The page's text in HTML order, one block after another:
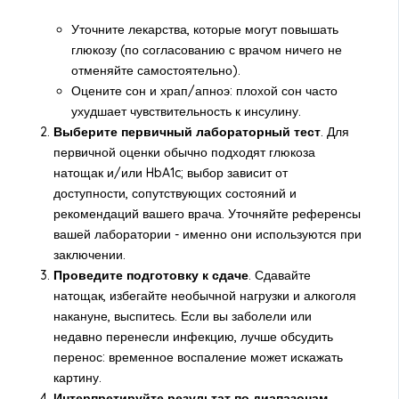
Уточните лекарства, которые могут повышать
глюкозу (по согласованию с врачом ничего не
отменяйте самостоятельно).
Оцените сон и храп/апноэ: плохой сон часто
ухудшает чувствительность к инсулину.
Выберите первичный лабораторный тест. Для
первичной оценки обычно подходят глюкоза
натощак и/или HbA1c; выбор зависит от
доступности, сопутствующих состояний и
рекомендаций вашего врача. Уточняйте референсы
вашей лаборатории - именно они используются при
заключении.
Проведите подготовку к сдаче. Сдавайте
натощак, избегайте необычной нагрузки и алкоголя
накануне, выспитесь. Если вы заболели или
недавно перенесли инфекцию, лучше обсудить
перенос: временное воспаление может искажать
картину.